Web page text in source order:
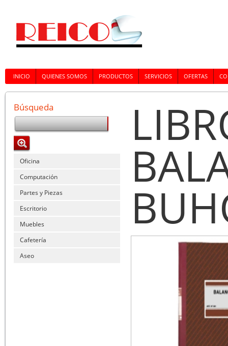
INICIO QUIENES SOMOS PRODUCTOS SERVICIOS OFERTAS
Búsqueda
Oficina
Computación
Partes y Piezas
Escritorio
Muebles
Cafetería
Aseo